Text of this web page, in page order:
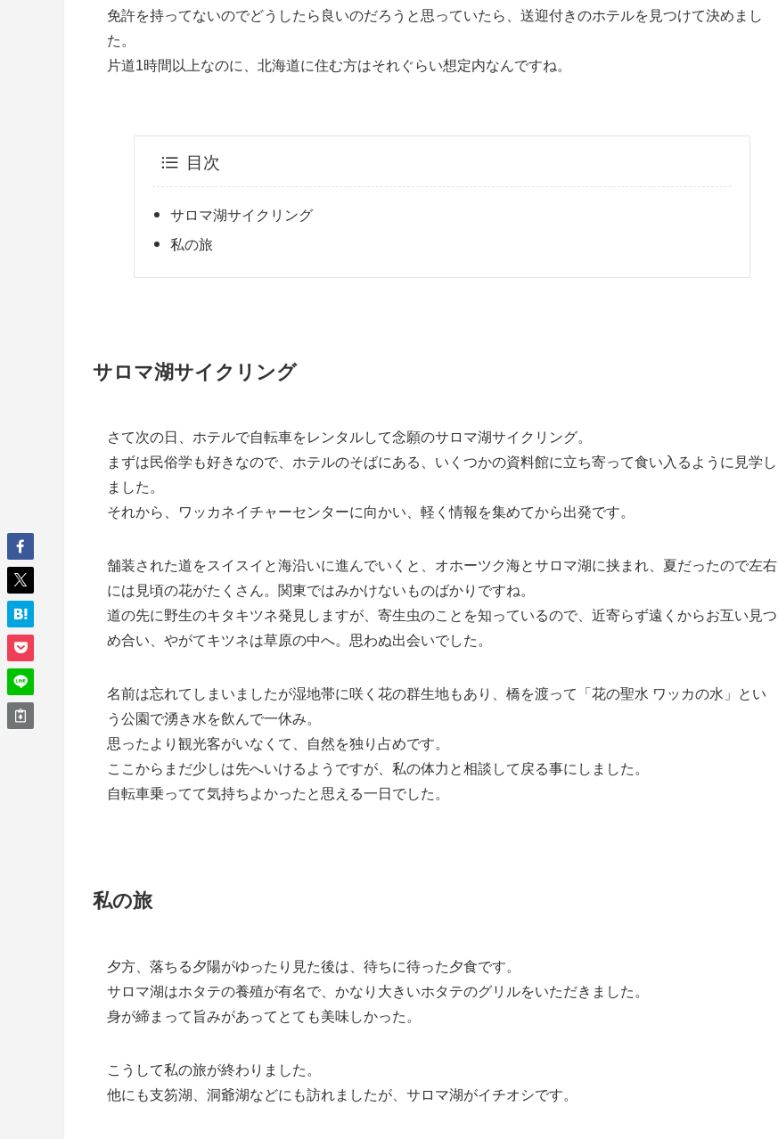
免許を持ってないのでどうしたら良いのだろうと思っていたら、送迎付きのホテルを見つけて決めまし
た。
片道1時間以上なのに、北海道に住む方はそれぐらい想定内なんですね。
目次
サロマ湖サイクリング
私の旅
サロマ湖サイクリング
さて次の日、ホテルで自転車をレンタルして念願のサロマ湖サイクリング。
まずは民俗学も好きなので、ホテルのそばにある、いくつかの資料館に立ち寄って食い入るように見学し
ました。
それから、ワッカネイチャーセンターに向かい、軽く情報を集めてから出発です。
舗装された道をスイスイと海沿いに進んでいくと、オホーツク海とサロマ湖に挟まれ、夏だったので左右
には見頃の花がたくさん。関東ではみかけないものばかりですね。
道の先に野生のキタキツネ発見しますが、寄生虫のことを知っているので、近寄らず遠くからお互い見つ
め合い、やがてキツネは草原の中へ。思わぬ出会いでした。
名前は忘れてしまいましたが湿地帯に咲く花の群生地もあり、橋を渡って「花の聖水 ワッカの水」とい
う公園で湧き水を飲んで一休み。
思ったより観光客がいなくて、自然を独り占めです。
ここからまだ少しは先へいけるようですが、私の体力と相談して戻る事にしました。
自転車乗ってて気持ちよかったと思える一日でした。
私の旅
夕方、落ちる夕陽がゆったり見た後は、待ちに待った夕食です。
サロマ湖はホタテの養殖が有名で、かなり大きいホタテのグリルをいただきました。
身が締まって旨みがあってとても美味しかった。
こうして私の旅が終わりました。
他にも支笏湖、洞爺湖などにも訪れましたが、サロマ湖がイチオシです。